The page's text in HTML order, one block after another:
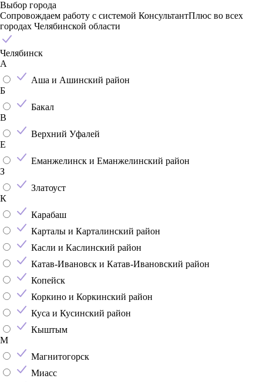
Выбор города
Сопровождаем работу с системой КонсультантПлюс во всех
городах Челябинской области
Челябинск
А
Аша и Ашинский район
Б
Бакал
В
Верхний Уфалей
Е
Еманжелинск и Еманжелинский район
З
Златоуст
К
Карабаш
Карталы и Карталинский район
Касли и Каслинский район
Катав-Ивановск и Катав-Ивановский район
Копейск
Коркино и Коркинский район
Куса и Кусинский район
Кыштым
М
Магнитогорск
Миасс